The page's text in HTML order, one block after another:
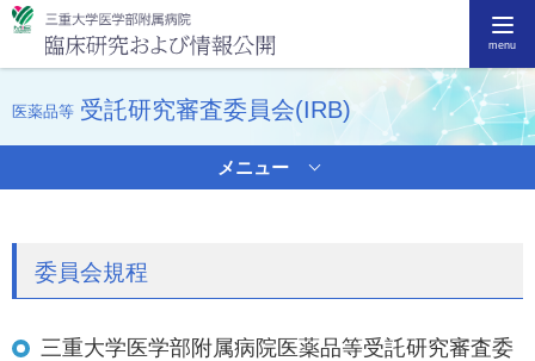
臨
menu
医薬品等 受託研究審査委員会(IRB)
メニュー
委員会規程
三重大学医学部附属病院医薬品等受託研究審査委